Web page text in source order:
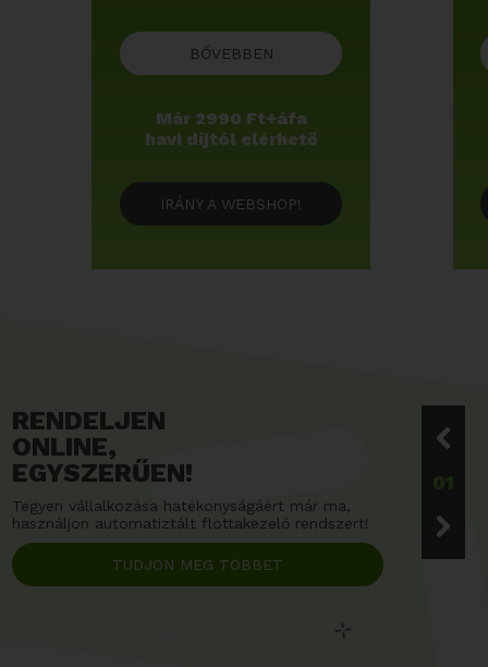
BŐVEBBEN
Már 2990 Ft+áfa
havi díjtól elérhető
IRÁNY A WEBSHOP!
RENDELJEN
ONLINE,
EGYSZERŰEN!
Tegyen vállalkozása hatékonyságáért már ma,
használjon automatiztált flottakezelő rendszert!
TUDJON MEG TÖBBET